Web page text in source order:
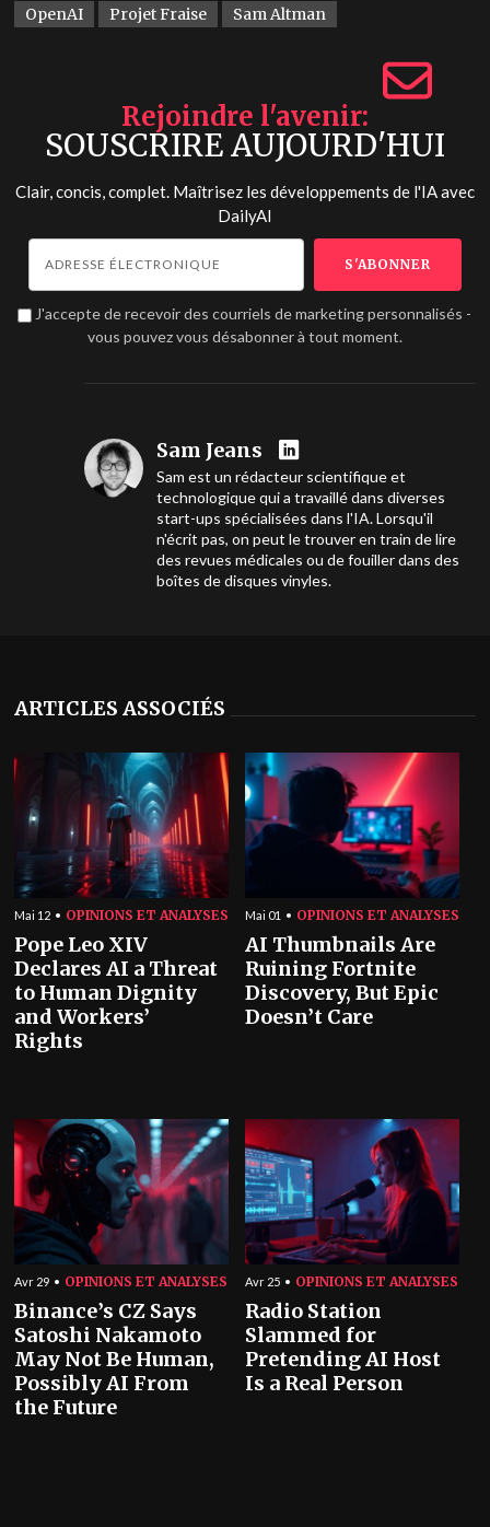
OpenAI Projet Fraise Sam Altman
Rejoindre l'avenir
SOUSCRIRE AUJOURD'HUI
Clair, concis, complet. Maîtrisez les développements de l'IA avec
DailyAI
J'accepte de recevoir des courriels de marketing personnalisés -
vous pouvez vous désabonner à tout moment.
Sam Jeans
Sam est un rédacteur scientifique et
technologique qui a travaillé dans diverses
start-ups spécialisées dans l'IA. Lorsqu'il
n'écrit pas, on peut le trouver en train de lire
des revues médicales ou de fouiller dans des
boîtes de disques vinyles.
ARTICLES ASSOCIÉS
Mai 12 OPINIONS ET ANALYSES
Pope Leo XIV
Declares AI a Threat
to Human Dignity
and Workers’
Rights
Mai 01 OPINIONS ET ANALYSES
AI Thumbnails Are
Ruining Fortnite
Discovery, But Epic
Doesn’t Care
Avr 29 OPINIONS ET ANALYSES
Binance’s CZ Says
Satoshi Nakamoto
May Not Be Human,
Possibly AI From
the Future
Avr 25 OPINIONS ET ANALYSES
Radio Station
Slammed for
Pretending AI Host
Is a Real Person